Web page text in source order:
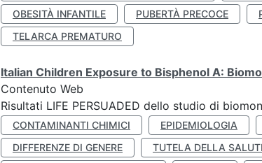
OBESITÀ INFANTILE
PUBERTÀ PRECOCE
TELARCA PREMATURO
Italian Children Exposure to Bisphenol A:
Contenuto Web
Risultati LIFE PERSUADED dello studio di
CONTAMINANTI CHIMICI EPIDEMIOLOGIA
DIFFERENZE DI GENERE
TUTELA DELLA